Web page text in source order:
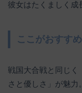
彼女はたくましく成
ここがおすすめ
戦国大合戦と同じく
さと優しさ」が魅力